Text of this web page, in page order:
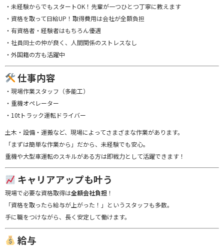
・未経験からでもスタートOK！先輩が一つひとつ丁寧に教えます
・資格を取って日給UP！取得費用は会社が全額負担
・有資格者・経験者はもちろん優遇
・社員同士の仲が良く、人間関係のストレスなし
・外国籍の方も活躍中
仕事内容
・現場作業スタッフ（多能工）
・重機オペレーター
・10tトラック運転ドライバー
土木・設備・運搬など、現場によってさまざまな作業があります。
「まずは簡単な作業から」だから、未経験でも安心。
重機や大型車運転のスキルがある方は即戦力として活躍できます！
キャリアアップも叶う
現場で必要な資格取得は全額会社負担 ！
「資格を取ったら給与が上がった！」というスタッフも多数。
手に職をつけながら、長く安定して働けます。
給与